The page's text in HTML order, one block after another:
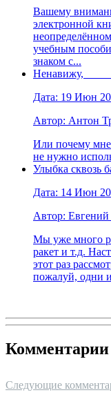
Вашему
электронной
учебным
знаком с...
Ненавижу,
Дата: 19 Июн
Автор: Антон
Или почему мне
не нужно
Улыбка сквозь
Дата: 14 Июн
Автор:
Мы уже много
ракет и т.д.
этот раз
пожалуй, одни
Следующие